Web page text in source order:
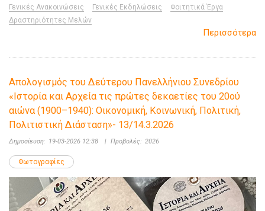
Γενικές Ανακοινώσεις Γενικές Εκδηλώσεις
Φοιτητικά Έργα
Δραστηριότητες Μελών
Περισσότερα
Απολογισμός του Δεύτερου Πανελλήνιου Συνεδρίου
«Ιστορία και Αρχεία τις πρώτες δεκαετίες του 20ού
αιώνα (1900–1940): Οικονομική, Κοινωνική, Πολιτική,
Πολιτιστική Διάσταση»- 13/14.3.2026
Δημοσίευση: 19-03-2026 12:38 | Προβολές: 2026
Φωτογραφίες